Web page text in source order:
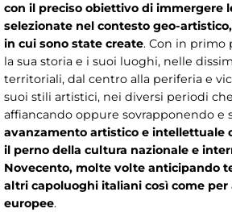
con il preciso obiettivo di immergere
selezionate nel contesto geo-
in cui sono state create. Con in primo
la sua storia e i suoi luoghi, nelle
territoriali, dal centro alla periferia e
suoi stili artistici, nei diversi periodi
affiancando oppure sovrapponendo e
avanzamento artistico e intellettuale
il perno della cultura nazionale e
Novecento, molte volte anticipando
altri capoluoghi italiani così come
europee.